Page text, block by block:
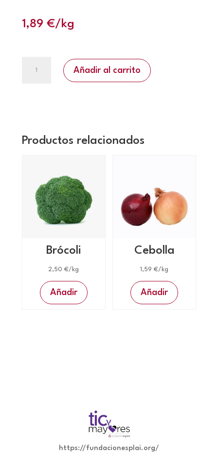
1,89 €/kg
Añadir al carrito
Productos relacionados
Brócoli
2,50€/kg
Añadir
Cebolla
1,59€/kg
Añadir
https://fundacionesplai.org/